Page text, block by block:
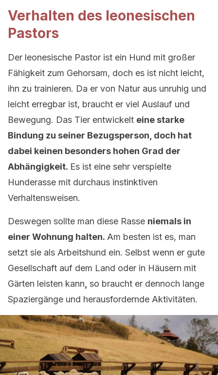
Verhalten des leonesischen
Pastors
Der leonesische Pastor ist ein Hund mit großer
Fähigkeit zum Gehorsam, doch es ist nicht leicht,
ihn zu trainieren. Da er von Natur aus unruhig und
leicht erregbar ist, braucht er viel Auslauf und
Bewegung. Das Tier entwickelt eine starke
Bindung zu seiner Bezugsperson, doch hat
dabei keinen besonders hohen Grad der
Abhängigkeit. Es ist eine sehr verspielte
Hunderasse mit durchaus instinktiven
Verhaltensweisen.
Deswegen sollte man diese Rasse niemals in
einer Wohnung halten. Am besten ist es, man
setzt sie als Arbeitshund ein. Selbst wenn er gute
Gesellschaft auf dem Land oder in Häusern mit
Gärten leisten kann so braucht er dennoch lange
Spaziergänge und herausfordernde Aktivitäten.